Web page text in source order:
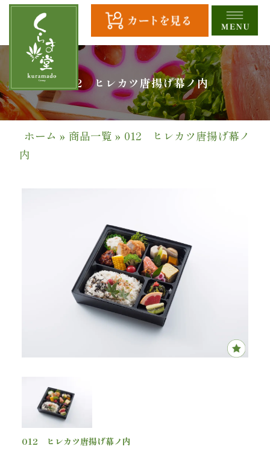
へ
ス
キ
HOME
全
品
当
012 ヒレカツ唐揚げ幕ノ内
ホーム » 商品一覧 » 012 ヒレカツ唐揚げ幕ノ
内
012 ヒレカツ唐揚げ幕ノ内